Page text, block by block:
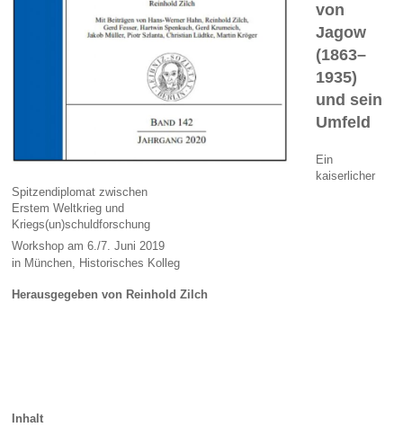
von
Jagow
(1863–
1935)
und sein
Umfeld
Ein
kaiserlicher
Spitzendiplomat zwischen
Erstem Weltkrieg und
Kriegs(un)schuldforschung
Workshop am 6./7. Juni 2019
in München, Historisches Kolleg
Herausgegeben von Reinhold Zilch
Inhalt